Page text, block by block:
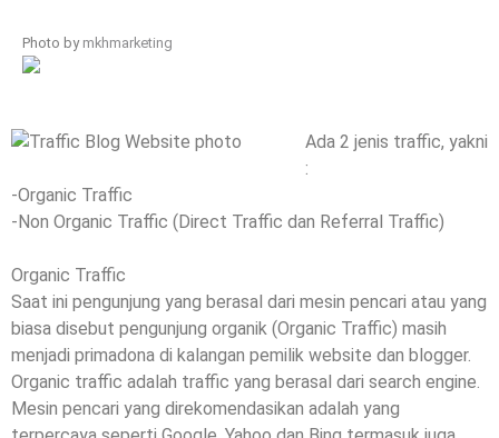
Photo by mkhmarketing
Ada 2 jenis traffic, yakni
:
-Organic Traffic
-Non Organic Traffic (Direct Traffic dan Referral Traffic)
Organic Traffic
Saat ini pengunjung yang berasal dari mesin pencari atau yang
biasa disebut pengunjung organik (Organic Traffic) masih
menjadi primadona di kalangan pemilik website dan blogger.
Organic traffic adalah traffic yang berasal dari search engine.
Mesin pencari yang direkomendasikan adalah yang